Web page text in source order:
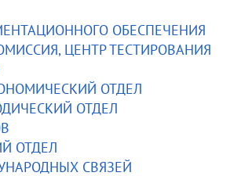
ОБЕСПЕЧЕНИЯ
ЦЕНТР ТЕСТИРОВАНИЯ
ОТДЕЛ
ОТДЕЛ
ОТДЕЛ
СВЯЗЕЙ